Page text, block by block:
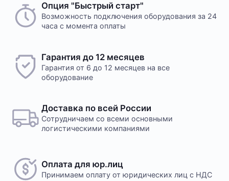
Опция "Быстрый старт"
Возможность подключения оборудования за 24
часа с момента оплаты
Гарантия до 12 месяцев
Гарантия от 6 до 12 месяцев на все
оборудование
Доставка по всей России
Сотрудничаем со всеми основными
логистическими компаниями
Оплата для юр.лиц
Принимаем оплату от юридических лиц с НДС